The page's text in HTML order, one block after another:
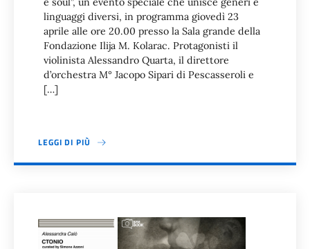
linguaggi diversi, in programma giovedì 23
aprile alle ore 20.00 presso la Sala grande della
Fondazione Ilija M. Kolarac. Protagonisti il
violinista Alessandro Quarta, il direttore
d’orchestra M° Jacopo Sipari di Pescasseroli e
[…]
LEGGI DI PIÙ